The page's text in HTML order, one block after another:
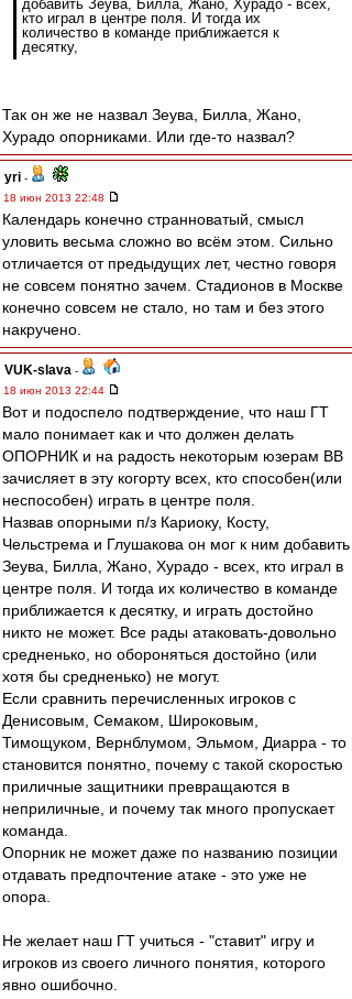
добавить Зеува, Билла, Жано, Хурадо - всех,
кто играл в центре поля. И тогда их
количество в команде приближается к
десятку,
Так он же не назвал Зеува, Билла, Жано,
Хурадо опорниками. Или где-то назвал?
yri -
18 июн 2013 22:48
Календарь конечно странноватый, смысл
уловить весьма сложно во всём этом. Сильно
отличается от предыдущих лет, честно говоря
не совсем понятно зачем. Стадионов в Москве
конечно совсем не стало, но там и без этого
накручено.
VUK-slava -
18 июн 2013 22:44
Вот и подоспело подтверждение, что наш ГТ
мало понимает как и что должен делать
ОПОРНИК и на радость некоторым юзерам ВВ
зачисляет в эту когорту всех, кто способен(или
неспособен) играть в центре поля.
Назвав опорными п/з Кариоку, Косту,
Чельстрема и Глушакова он мог к ним добавить
Зеува, Билла, Жано, Хурадо - всех, кто играл в
центре поля. И тогда их количество в команде
приближается к десятку, и играть достойно
никто не может. Все рады атаковать-довольно
средненько, но обороняться достойно (или
хотя бы средненько) не могут.
Если сравнить перечисленных игроков с
Денисовым, Семаком, Широковым,
Тимощуком, Вернблумом, Эльмом, Диарра - то
становится понятно, почему с такой скоростью
приличные защитники превращаются в
неприличные, и почему так много пропускает
команда.
Опорник не может даже по названию позиции
отдавать предпочтение атаке - это уже не
опора.
Не желает наш ГТ учиться - "ставит" игру и
игроков из своего личного понятия, которого
явно ошибочно.